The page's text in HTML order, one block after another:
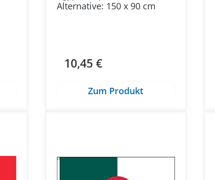
Alternative: 150 x 90 cm
Regulärer Preis:
10,45 €
Zum Produkt